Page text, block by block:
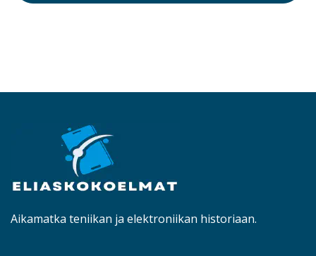
Aikamatka teniikan ja elektroniikan historiaan.